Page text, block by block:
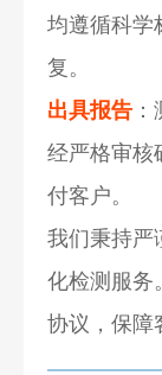
均遵循科学
复。
出具报告
经严格审核
付客户。
我们秉持严
化检测服务
协议，保障